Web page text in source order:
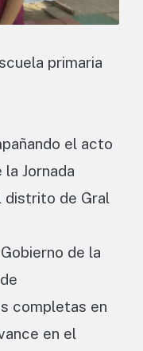
primaria
el acto
Jornada
distrito de Gral
de la
completas en
en el